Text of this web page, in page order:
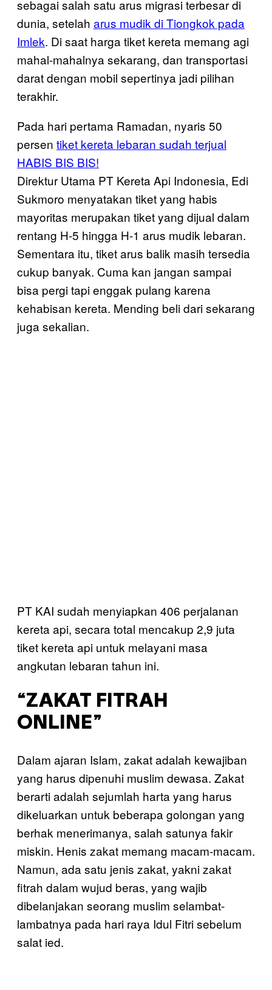
sebagai salah satu arus migrasi terbesar di
dunia, setelah arus mudik di Tiongkok pada
Imlek. Di saat harga tiket kereta memang agi
mahal-mahalnya sekarang, dan transportasi
darat dengan mobil sepertinya jadi pilihan
terakhir.
Pada hari pertama Ramadan, nyaris 50
persen tiket kereta lebaran sudah terjual
HABIS BIS BIS!
Direktur Utama PT Kereta Api Indonesia, Edi
Sukmoro menyatakan tiket yang habis
mayoritas merupakan tiket yang dijual dalam
rentang H-5 hingga H-1 arus mudik lebaran.
Sementara itu, tiket arus balik masih tersedia
cukup banyak. Cuma kan jangan sampai
bisa pergi tapi enggak pulang karena
kehabisan kereta. Mending beli dari sekarang
juga sekalian.
PT KAI sudah menyiapkan 406 perjalanan
kereta api, secara total mencakup 2,9 juta
tiket kereta api untuk melayani masa
angkutan lebaran tahun ini.
“ZAKAT FITRAH
ONLINE”
Dalam ajaran Islam, zakat adalah kewajiban
yang harus dipenuhi muslim dewasa. Zakat
berarti adalah sejumlah harta yang harus
dikeluarkan untuk beberapa golongan yang
berhak menerimanya, salah satunya fakir
miskin. Henis zakat memang macam-macam.
Namun, ada satu jenis zakat, yakni zakat
fitrah dalam wujud beras, yang wajib
dibelanjakan seorang muslim selambat-
lambatnya pada hari raya Idul Fitri sebelum
salat ied.